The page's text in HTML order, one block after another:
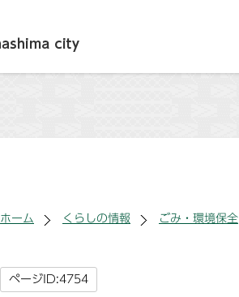
ホーム くらしの情報 ごみ・環境保全
ページID:4754